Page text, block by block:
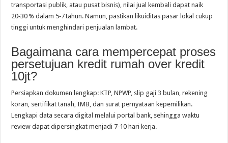
transportasi publik, atau pusat bisnis), nilai jual kembali dapat naik
20‑30 % dalam 5‑7 tahun. Namun, pastikan likuiditas pasar lokal cukup
tinggi untuk menghindari penjualan lambat.
Bagaimana cara mempercepat proses
persetujuan kredit rumah over kredit
10jt?
Persiapkan dokumen lengkap: KTP, NPWP, slip gaji 3 bulan, rekening
koran, sertifikat tanah, IMB, dan surat pernyataan kepemilikan.
Lengkapi data secara digital melalui portal bank, sehingga waktu
review dapat dipersingkat menjadi 7‑10 hari kerja.